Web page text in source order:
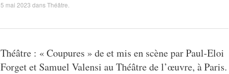
5 mai 2023 dansThéâtre
Théâtre : « Coupures » de et mis en scène par Paul-Eloi
Forget et Samuel Valensi au Théâtre de l’œuvre, à Paris.